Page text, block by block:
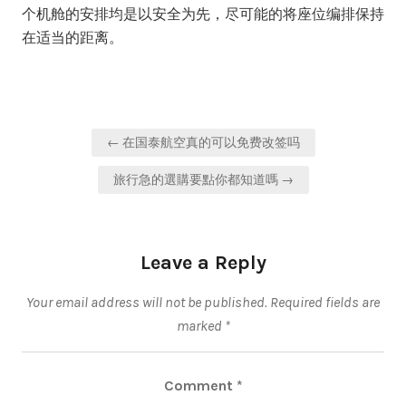
个机舱的安排均是以安全为先，尽可能的将座位编排保持
在适当的距离。
← 在国泰航空真的可以免费改签吗
旅行急的選購要點你都知道嗎 →
Leave a Reply
Your email address will not be published. Required fields are
marked *
Comment *